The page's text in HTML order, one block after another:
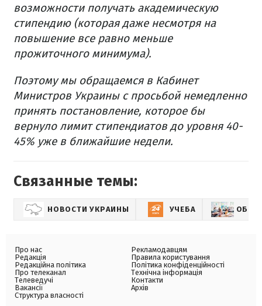
возможности получать академическую
стипендию (которая даже несмотря на
повышение все равно меньше
прожиточного минимума).
Поэтому мы обращаемся в Кабинет
Министров Украины с просьбой немедленно
принять постановление, которое бы
вернуло лимит стипендиатов до уровня 40-
45% уже в ближайшие недели.
Связанные темы:
НОВОСТИ УКРАИНЫ УЧЕБА
Про нас
Редакція
Редакційна політика
Про телеканал
Телеведучі
Вакансії
Структура власності
Рекламодавцям
Правила користування
Політика конфіденційності
Технічна інформація
Контакти
Архів